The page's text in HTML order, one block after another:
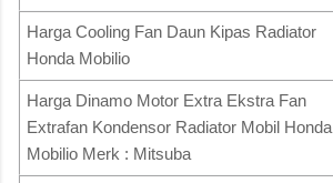
Harga Cooling Fan Daun Kipas Radiator
Honda Mobilio
Harga Dinamo Motor Extra Ekstra Fan
Extrafan Kondensor Radiator Mobil Honda
Mobilio Merk : Mitsuba